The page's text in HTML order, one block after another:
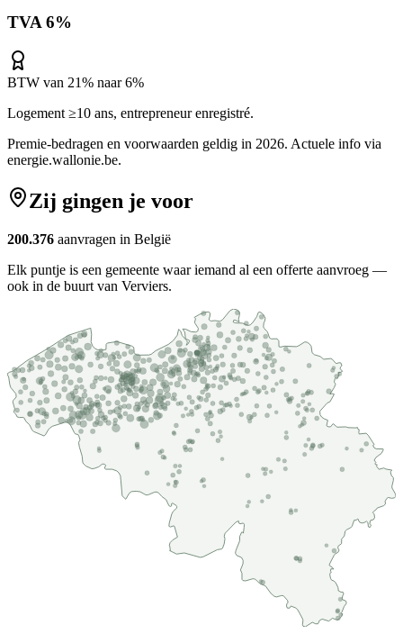
TVA 6%
BTW van 21% naar 6%
Logement ≥10 ans, entrepreneur enregistré.
Premie-bedragen en voorwaarden geldig in 2026. Actuele info via
energie.wallonie.be.
Zij gingen je voor
200.376 aanvragen in België
Elk puntje is een gemeente waar iemand al een offerte aanvroeg —
ook in de buurt van Verviers.